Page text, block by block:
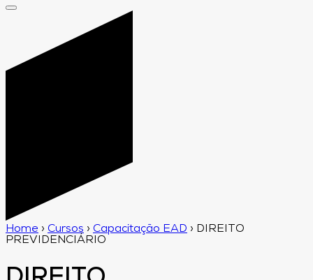
Home › Cursos › Capacitação EAD › DIREITO
PREVIDENCIÁRIO